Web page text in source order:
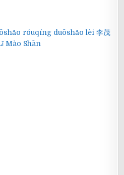
róuqíng duōshǎo lèi 李茂
Mào Shān